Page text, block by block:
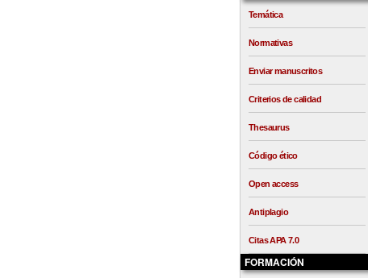
Temática
Normativas
Enviar manuscritos
Criterios de calidad
Thesaurus
Código ético
Open access
Antiplagio
Citas APA 7.0
FORMACIÓN